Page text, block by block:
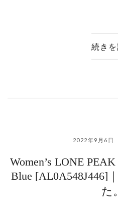
続き
2022年9月6日
Women’s LONE
Blue [AL0A548J446]
た。